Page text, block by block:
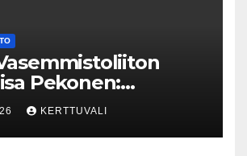
Pekonen:
luo
KERTTUVALI